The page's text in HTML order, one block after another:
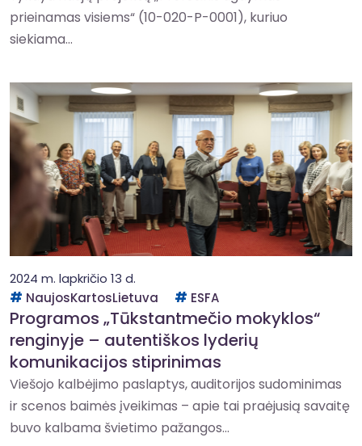
prieinamas visiems“ (10-020-P-0001), kuriuo
siekiama...
2024 m. lapkričio 13 d.
NaujosKartosLietuva
ESFA
Programos „Tūkstantmečio mokyklos“
renginyje – autentiškos lyderių
komunikacijos stiprinimas
Viešojo kalbėjimo paslaptys, auditorijos sudominimas
ir scenos baimės įveikimas – apie tai praėjusią savaitę
buvo kalbama švietimo pažangos...